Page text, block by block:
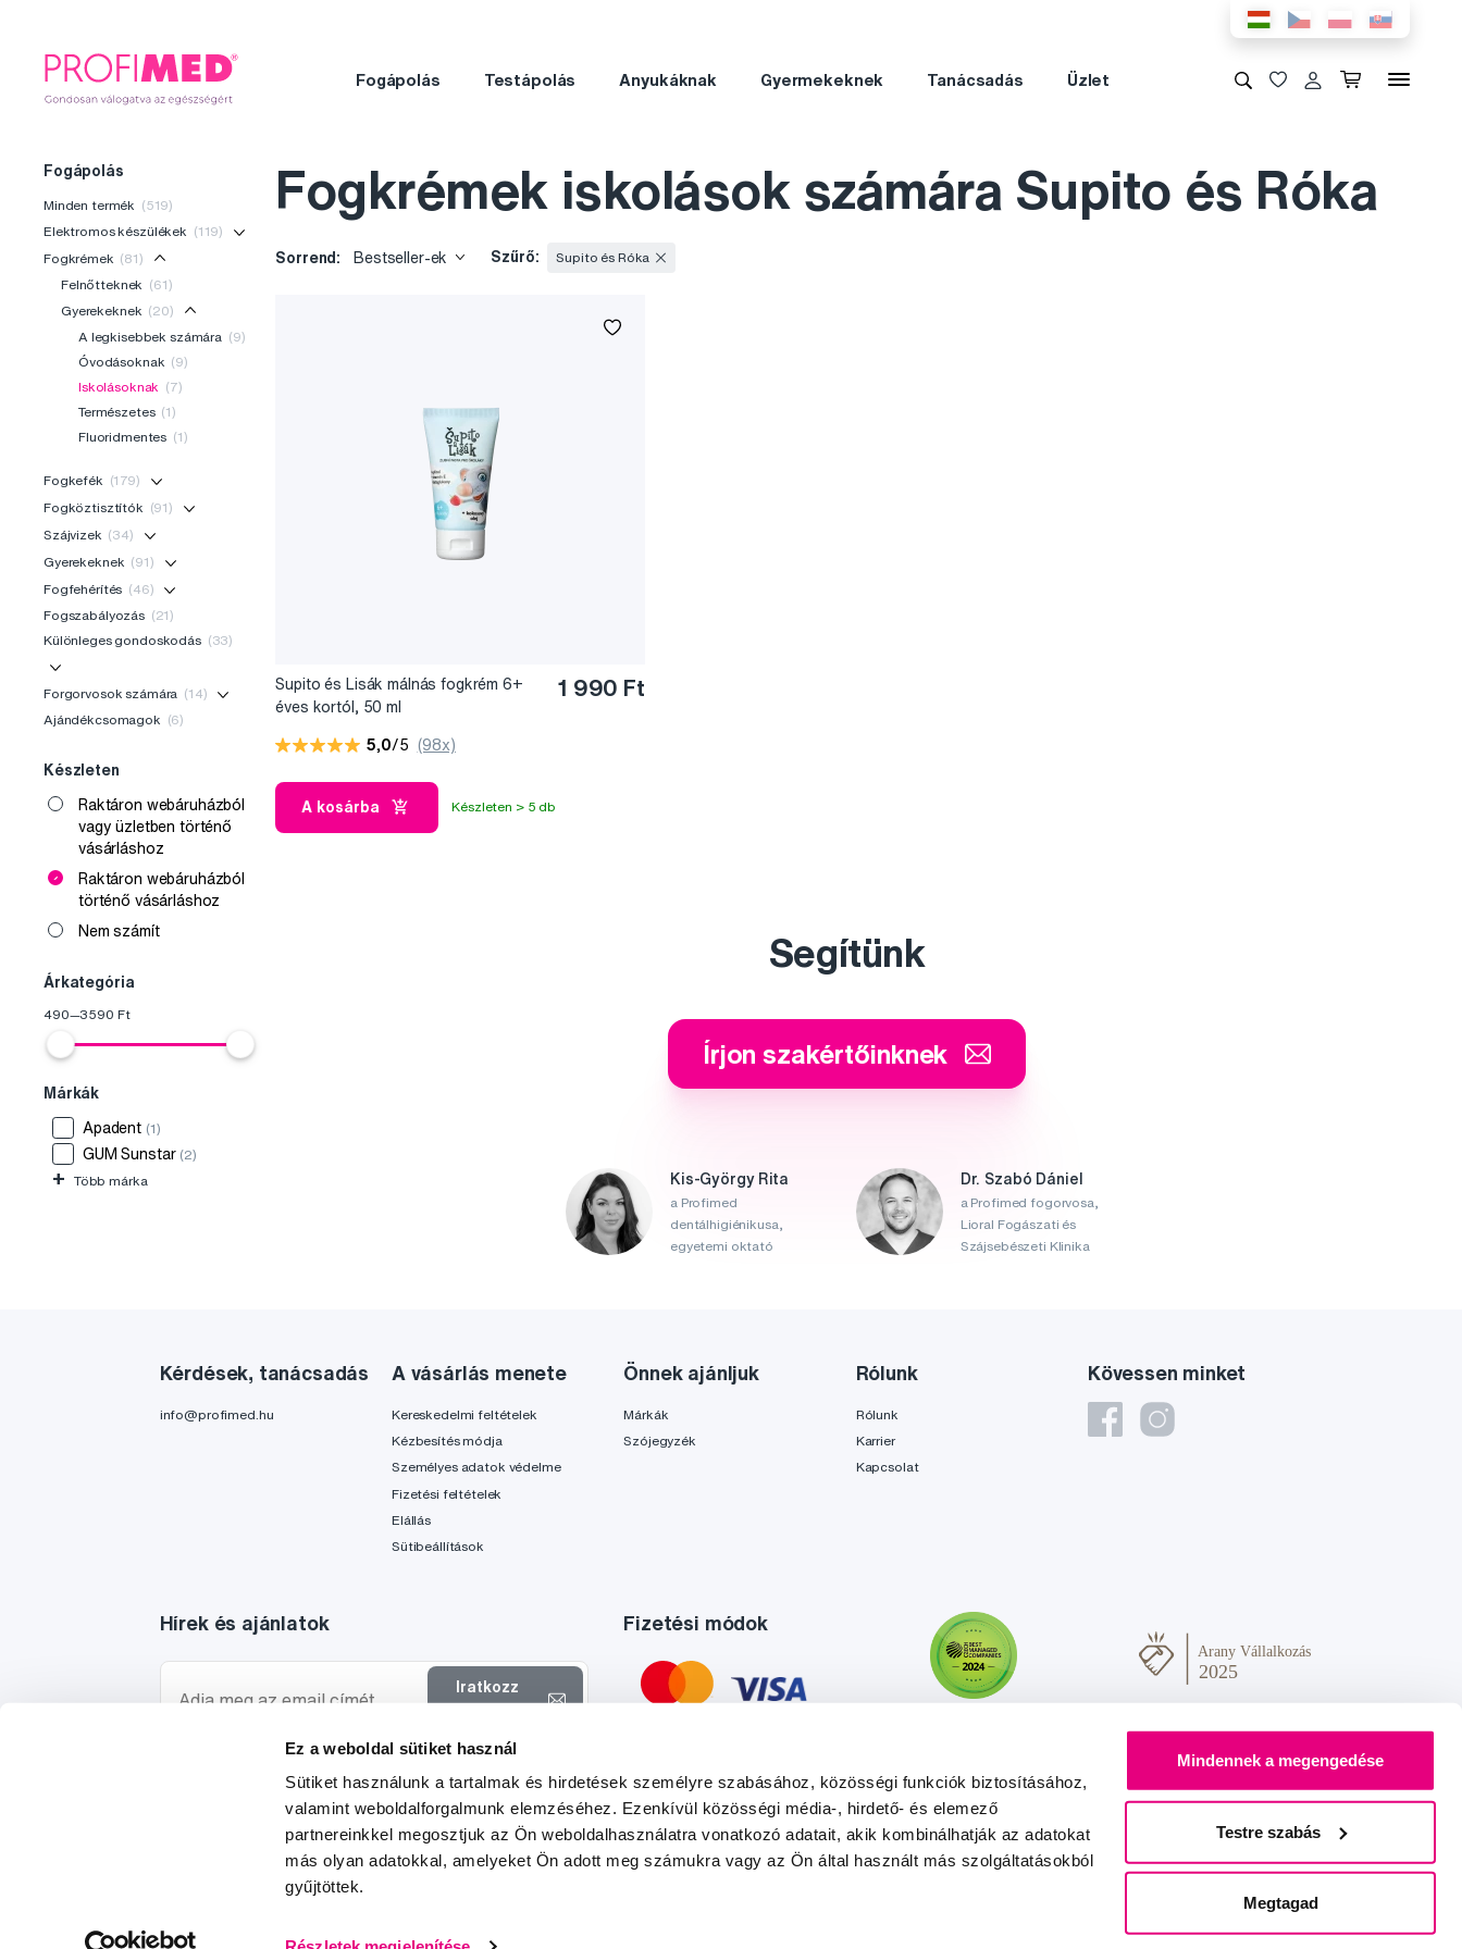
Ez a weboldal sütiket használ
Sütiket használunk a tartalmak és hirdetések személyre szabásához, közösségi funkciók biztosításához,
valamint weboldalforgalmunk elemzéséhez. Ezenkívül közösségi média-, hirdető- és elemező
partnereinkkel megosztjuk az Ön weboldalhasználatra vonatkozó adatait, akik kombinálhatják az adatokat
más olyan adatokkal, amelyeket Ön adott meg számukra vagy az Ön által használt más szolgáltatásokból
gyűjtöttek.
Mindennek a megengedése
Testre szabás
Megtagad
Fogápolás Testápolás Anyukáknak Gyermekeknek Tanácsadás Üzlet
Fogápolás
Minden termék (519)
Elektromos készülékek (119)
Fogkrémek (81)
Felnőtteknek (61)
Gyerekeknek (20)
A legkisebbek számára (9)
Óvodásoknak (9)
Iskolásoknak (7)
Természetes (1)
Fluoridmentes (1)
Fogkefék
(179)
Fogköztisztítók
(91)
Szájvizek (34)
Gyerekeknek (91)
Fogfehérítés (46)
Fogszabályozás (21)
Különleges gondoskodás (33)
Forgorvosok számára (14)
Ajándékcsomagok
(6)
Készleten
Raktáron webáruházból
vagy üzletben történő
vásárláshoz
Raktáron webáruházból
történő vásárláshoz
Nem számít
Árkategória
490—3590 Ft
Márkák
Apadent (1)
GUM Sunstar (2)
+ Több márka
Fogkrémek iskolások számára Supito és Róka
Sorrend: Bestseller-ek Szűrő: Supito és Róka
Supito és Lisák málnás fogkrém 6+
éves kortól, 50 ml
1 990 Ft
5,0/5 (98x)
A kosárba Készleten > 5 db
Segítünk
Írjon szakértőinknek
Kis-György Rita
a Profimed
dentálhigiénikusa,
egyetemi oktató
Dr. Szabó Dániel
a Profimed fogorvosa,
Lioral Fogászati és
Szájsebészeti Klinika
Kövessen minket
Kérdések, tanácsadás
info@profimed.hu
A vásárlás menete
Kereskedelmi feltételek
Kézbesítés módja
Személyes adatok védelme
Fizetési feltételek
Elállás
Sütibeállítások
Önnek ajánljuk
Márkák
Szójegyzék
Rólunk
Rólunk
Karrier
Kapcsolat
Hírek és ajánlatok
Iratkozz
Szeretnék tájékoztatást kapni a hírekről és ajánlatokról és
Fizetési módok